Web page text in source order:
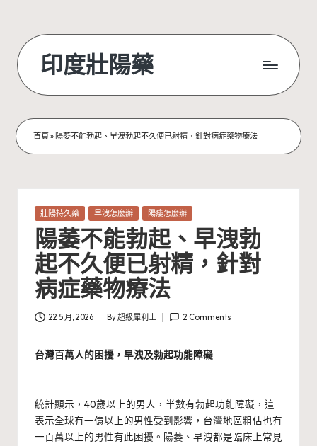
content
印度壯陽藥
首頁» 陽萎不能勃起、早洩勃起不久便已射精，針對病症藥物療法
Posted
in
壯陽持久藥 早洩怎麼辦 陽痿怎麼辦
陽萎不能勃起、早洩勃
起不久便已射精，針對
病症藥物療法
22 5 月, 2026
Posted
By超級犀利士 2 Comments
台灣百萬人的困擾，早洩及勃起功能障礙
統計顯示，40歲以上的男人，半數有勃起功能障礙，這
表示全球有一億以上的男性受到影響，台灣地區粗估也有
一百萬以上的男性有此困擾。陽萎、早洩都是臨床上常見